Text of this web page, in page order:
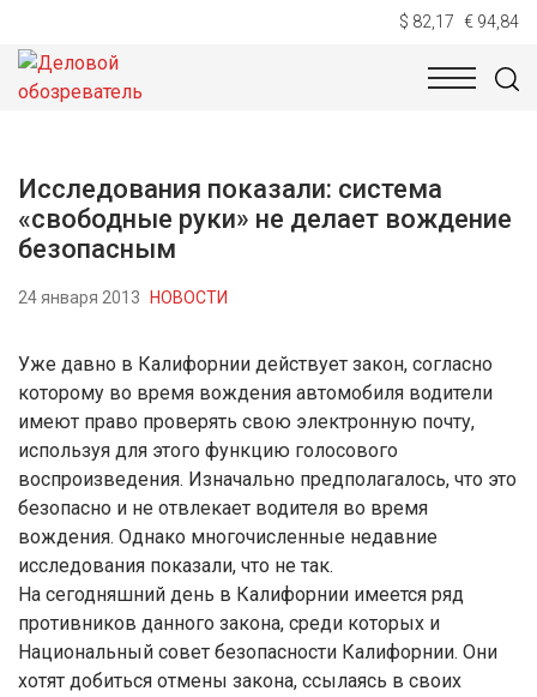
$ 82,17 € 94,84
НОВОСТИ
Исследования показали: система
«свободные руки» не делает вождение
безопасным
24 января 2013 НОВОСТИ
Уже давно в Калифорнии действует закон, согласно
которому во время вождения автомобиля водители
имеют право проверять свою электронную почту,
используя для этого функцию голосового
воспроизведения. Изначально предполагалось, что это
безопасно и не отвлекает водителя во время
вождения. Однако многочисленные недавние
исследования показали, что не так.
На сегодняшний день в Калифорнии имеется ряд
противников данного закона, среди которых и
Национальный совет безопасности Калифорнии. Они
хотят добиться отмены закона, ссылаясь в своих